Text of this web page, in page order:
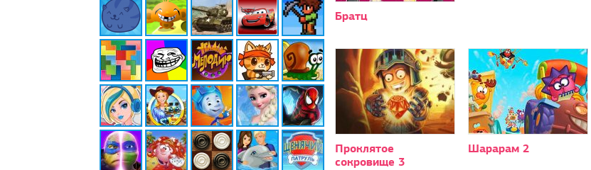
Братц
Проклятое
сокровище 3
Шарарам 2